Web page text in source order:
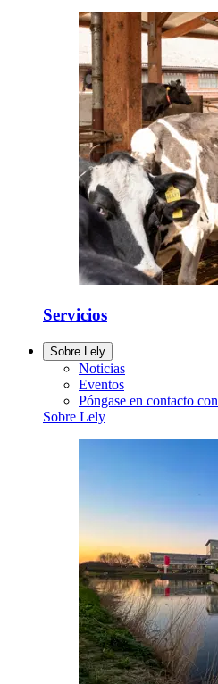
Servicios
Sobre Lely
Noticias
Eventos
Póngase en contacto con
Sobre Lely